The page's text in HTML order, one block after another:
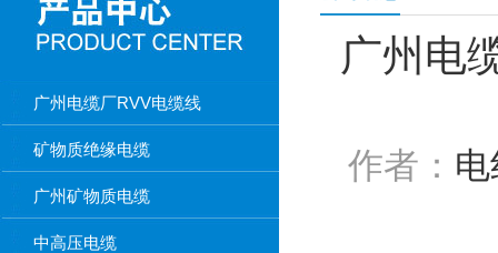
广州电缆厂RVV电缆线
矿物质绝缘电缆
广州矿物质电缆
中高压电缆
广州电
作者：